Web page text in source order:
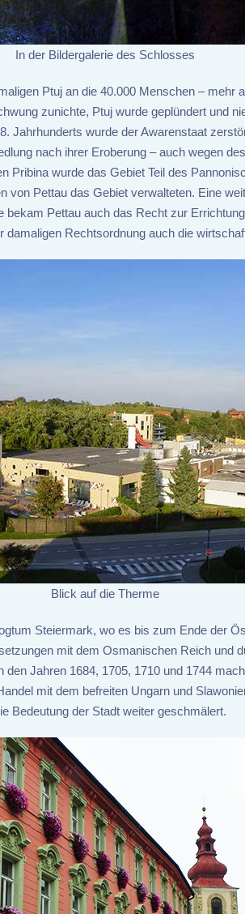
In der Bildergalerie des Schlosses
Ptuj an die 40.000 Menschen – mehr
zunichte, Ptuj wurde geplündert und
Jahrhunderts wurde der Awarenstaat
nach ihrer Eroberung – auch wegen
Pribina wurde das Gebiet Teil des
von Pettau das Gebiet verwalteten. Eine
bekam Pettau auch das Recht zur
Rechtsordnung auch die
Blick auf die Therme
Steiermark, wo es bis zum Ende der
mit dem Osmanischen Reich und
Jahren 1684, 1705, 1710 und 1744
mit dem befreiten Ungarn und
Bedeutung der Stadt weiter geschmälert.